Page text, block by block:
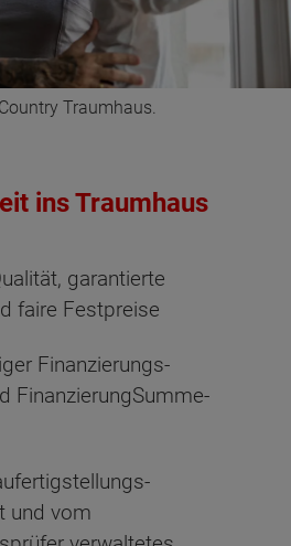
Traumhaus.
ins Traumhaus
garantierte
faire Festpreise
Finanzierungs-
FinanzierungSumme-
und vom